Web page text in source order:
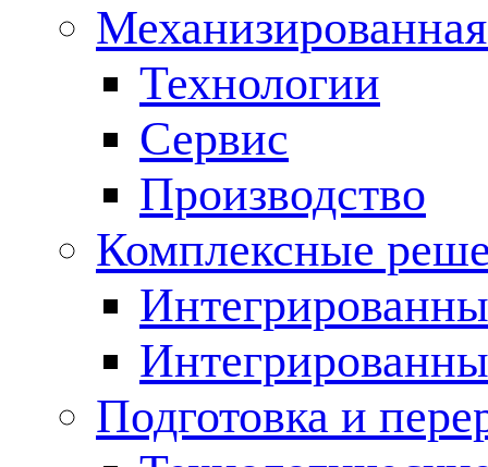
Технологии
Сервис
Производство
Комплексные
Подготовка и